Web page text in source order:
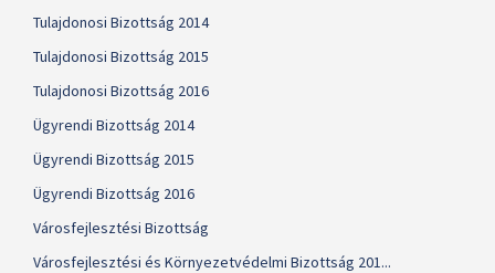
Tulajdonosi Bizottság 2014
Tulajdonosi Bizottság 2015
Tulajdonosi Bizottság 2016
Ügyrendi Bizottság 2014
Ügyrendi Bizottság 2015
Ügyrendi Bizottság 2016
Városfejlesztési Bizottság
Városfejlesztési és Környezetvédelmi Bizottság 201...